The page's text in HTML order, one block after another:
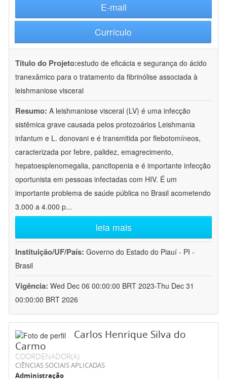
E-mail
Currículo
Título do Projeto:estudo de eficácia e segurança do ácido
tranexâmico para o tratamento da fibrinólise associada à
leishmaniose visceral
Resumo: A leishmaniose visceral (LV) é uma infecção
sistêmica grave causada pelos protozoários Leishmania
infantum e L. donovani e é transmitida por flebotomíneos,
caracterizada por febre, palidez, emagrecimento,
hepatoesplenomegalia, pancitopenia e é importante infecção
oportunista em pessoas infectadas com HIV. É um
importante problema de saúde pública no Brasil acometendo
3.000 a 4.000 p...
leia mais
Instituição/UF/País: Governo do Estado do Piauí - PI -
Brasil
Vigência: Wed Dec 06 00:00:00 BRT 2023-Thu Dec 31
00:00:00 BRT 2026
Carlos Henrique Silva do
Carmo
COORDENADOR(A)
CIÊNCIAS SOCIAIS APLICADAS
Administração